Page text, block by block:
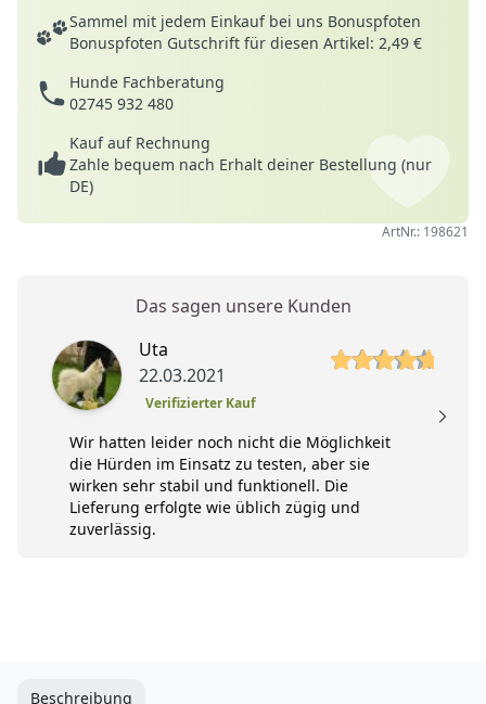
Deine Vorteile
Sammel mit jedem Einkauf bei uns Bonuspfoten
Bonuspfoten Gutschrift für diesen Artikel: 2,49 €
Hunde Fachberatung
02745 932 480
Kauf auf Rechnung
Zahle bequem nach Erhalt deiner Bestellung (nur
DE)
ArtNr.: 198621
Das sagen unsere Kunden
Uta
22.03.2021
Verifizierter Kauf
5 von 5 Sterne
Wir hatten leider noch nicht die Möglichkeit
die Hürden im Einsatz zu testen, aber sie
wirken sehr stabil und funktionell. Die
Lieferung erfolgte wie üblich zügig und
zuverlässig.
Beschreibung